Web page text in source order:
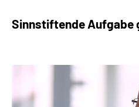
Sinnstiftende Aufgabe